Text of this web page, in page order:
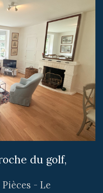
du golf,
- Le